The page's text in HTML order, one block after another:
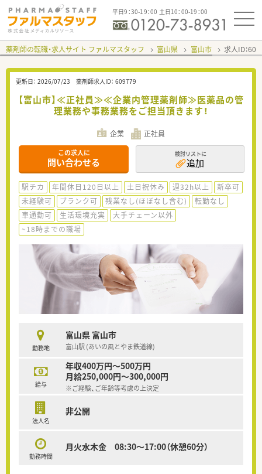
平日9：30-19：00 土日10：00-19：00
薬剤師の転職・求人サイト ファルマスタッフ 富山県 富山市 求人ID：
更新日： 2026/07/23 薬剤師求人ID： 609779
【富山市】≪正社員≫≪企業内管理薬剤師≫医薬品の管
理業務や事務業務をご担当頂きます！
企業 正社員
この求人に
問い合わせる
検討リストに
追加
駅チカ 年間休日120日以上 土日祝休み 週32h以上
新卒可
未経験可
ブランク可 残業なし(ほぼなし含む)
転勤なし
車通勤可
生活環境充実
大手チェーン以外
~18時までの職場
勤務地
富山県 富山市
富山駅 (あいの風とやま鉄道線)
給与
年収400万円～500万円
月給250,000円～300,000円
※ご経験、ご年齢等考慮の上決定
法人名
非公開
勤務時間
月火水木金 08:30～17:00（休憩60分）